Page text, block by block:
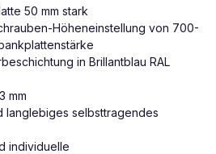
50 mm stark
Höheneinstellung von 700-
in Brillantblau RAL
mm
langlebiges selbsttragendes
individuelle